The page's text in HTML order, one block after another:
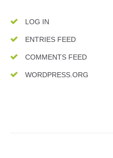
LOG IN
ENTRIES FEED
COMMENTS FEED
WORDPRESS.ORG